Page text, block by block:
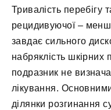
Тривалість перебігу
рецидивуючої –
завдає сильного
набряклість шкірних
подразник не
лікування.
ділянки розгинання